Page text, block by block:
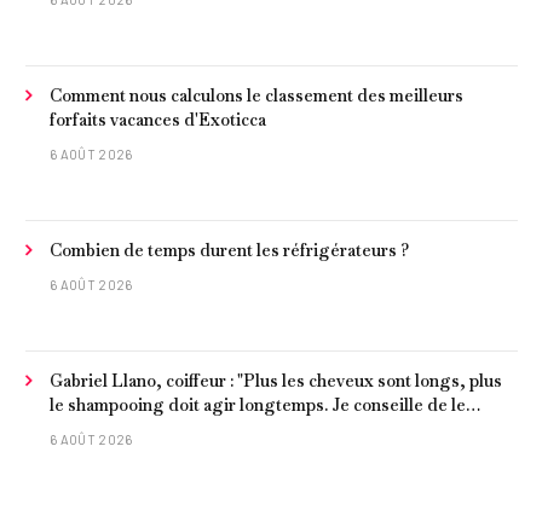
Comment nous calculons le classement des meilleurs
forfaits vacances d'Exoticca
6 AOÛT 2026
Combien de temps durent les réfrigérateurs ?
6 AOÛT 2026
Gabriel Llano, coiffeur : "Plus les cheveux sont longs, plus
le shampooing doit agir longtemps. Je conseille de le
laisser entre 1 et 3 minutes."
6 AOÛT 2026